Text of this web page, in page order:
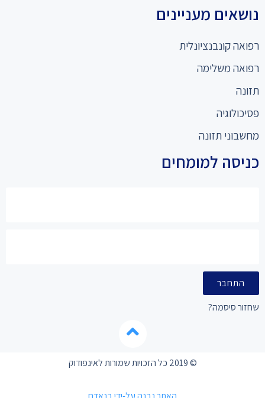
נושאים מעניינים
רפואה קונבנציונלית
רפואה משלימה
תזונה
פסיכולוגיה
מחשבוני תזונה
כניסה למומחים
התחבר
שחזור סיסמה?
© 2019 כל הזכויות שמורות לאינפודוק